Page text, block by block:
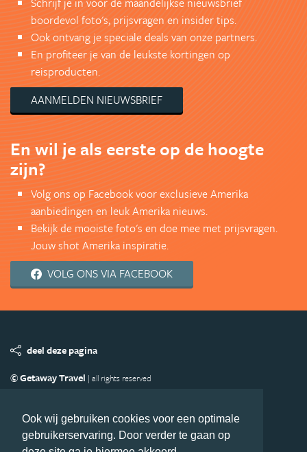
Ook wij gebruiken cookies voor een optimale
gebruikerservaring. Door verder te gaan op
boordevol foto's, prijsvragen en insider tips.
Ook ontvang je speciale deals van onze partners.
En profiteer je van de leukste kortingen op
reisproducten.
AANMELDEN NIEUWSBRIEF
En wil je als eerste op de hoogte
zijn?
Volg ons op Facebook voor exclusieve Amerika
aanbiedingen en leuk Amerika nieuws.
Bekijk de mooiste foto's en doe mee met prijsvragen.
Jouw shot Amerika inspiratie.
VOLG ONS VIA FACEBOOK
deel deze pagina
© Getaway Travel | all rights reserved
Copyright
Privacy statement Disclaimer
Cookies
Volg Amerika.nl